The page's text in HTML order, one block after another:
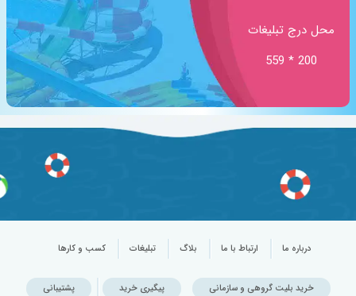
محل درج تبلیغات
200 * 559
درباره ما ارتباط با ما بلاگ تبلیغات کسب و کارها
خرید بلیت گروهی و سازمانی پیگیری خرید پشتیبانی